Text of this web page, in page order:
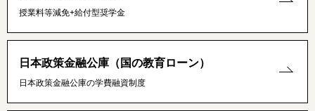
授業料等減免+給付型奨学金
日本政策金融公庫（国の教育ローン）
日本政策金融公庫の学費融資制度